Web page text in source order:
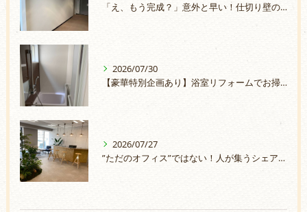
「え、もう完成？」意外と早い！仕切り壁の取付
2026/07/30
【豪華特別企画あり】浴室リフォームでお掃除ラクラク＆安心のお風呂へ
2026/07/27
”ただのオフィス”ではない！人が集うシェアオフィスづくり